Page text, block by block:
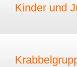
Kinder und